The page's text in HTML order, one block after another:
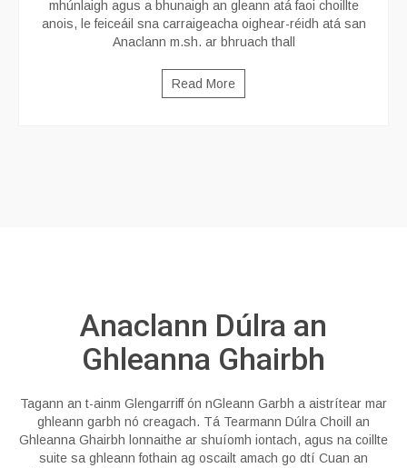
mhúnlaigh agus a bhunaigh an gleann atá faoi choillte
anois, le feiceáil sna carraigeacha oighear-réidh atá san
Anaclann m.sh. ar bhruach thall
Read More
Anaclann Dúlra an
Ghleanna Ghairbh
Tagann an t-ainm Glengarriff ón nGleann Garbh a aistrítear mar
ghleann garbh nó creagach. Tá Tearmann Dúlra Choill an
Ghleanna Ghairbh lonnaithe ar shuíomh iontach, agus na coillte
suite sa ghleann fothain ag oscailt amach go dtí Cuan an